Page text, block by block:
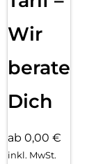
Wir
beraten
Dich
ab 0,00 €
inkl. MwSt.